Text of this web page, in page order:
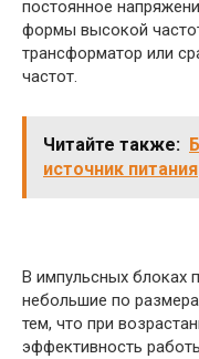
постоянное
формы высокой
трансформатор или
частот.
Читайте также:
источник питания
В импульсных блоках
небольшие по
тем, что при
эффективность